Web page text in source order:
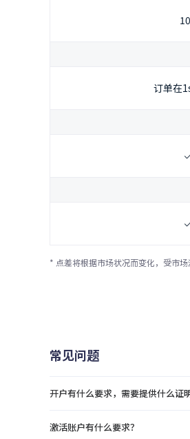
订单在
* 点差将根据市场状况而变化，受市场
常见问题
开户有什么要求，需要提供什么证
激活账户有什么要求？